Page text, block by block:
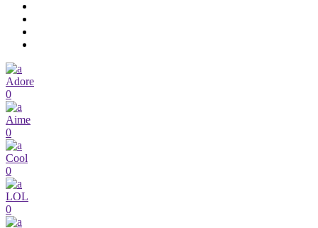
Adore
0
Aime
0
Cool
0
LOL
0